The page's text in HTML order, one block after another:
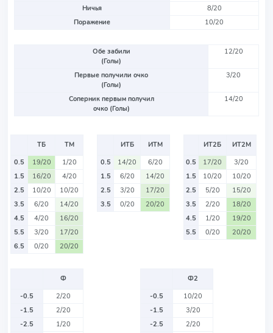
Ничья
8/20
Поражение
10/20
Обе забили
(Голы)
12/20
Первые получили очко
(Голы)
3/20
Соперник первым получил
очко (Голы)
14/20
ТБ
ТМ
0.5
19/20
1/20
1.5
16/20
4/20
2.5
10/20
10/20
3.5
6/20
14/20
4.5
4/20
16/20
5.5
3/20
17/20
6.5
0/20 20/20
ИТБ
ИТМ
0.5
14/20
6/20
1.5
6/20
14/20
2.5
3/20
17/20
3.5
0/20 20/20
ИТ2Б
ИТ2М
0.5
17/20
3/20
1.5
10/20
10/20
2.5
5/20
15/20
3.5
2/20
18/20
4.5
1/20
19/20
5.5
0/20 20/20
Ф
-0.5
2/20
-1.5
2/20
-2.5
1/20
Ф2
-0.5
10/20
-1.5
3/20
-2.5
2/20